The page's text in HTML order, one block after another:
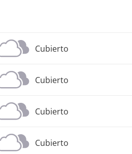
Cubierto
Cubierto
Cubierto
Cubierto